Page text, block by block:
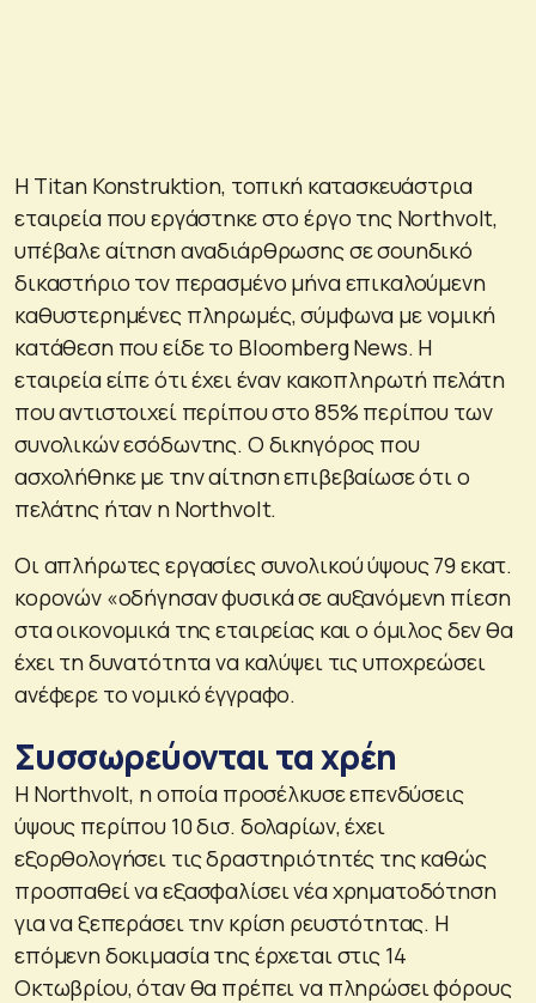
Η Titan Konstruktion, τοπική κατασκευάστρια
εταιρεία που εργάστηκε στο έργο της Northvolt,
υπέβαλε αίτηση αναδιάρθρωσης σε σουηδικό
δικαστήριο τον περασμένο μήνα επικαλούμενη
καθυστερημένες πληρωμές, σύμφωνα με νομική
κατάθεση που είδε το Bloomberg News. Η
εταιρεία είπε ότι έχει έναν κακοπληρωτή πελάτη
που αντιστοιχεί περίπου στο 85% περίπου των
συνολικών εσόδωντης. Ο δικηγόρος που
ασχολήθηκε με την αίτηση επιβεβαίωσε ότι ο
πελάτης ήταν η Northvolt.
Οι απλήρωτες εργασίες συνολικού ύψους 79 εκατ.
κορονών «οδήγησαν φυσικά σε αυξανόμενη πίεση
στα οικονομικά της εταιρείας και ο όμιλος δεν θα
έχει τη δυνατότητα να καλύψει τις υποχρεώσει
ανέφερε το νομικό έγγραφο.
Συσσωρεύονται τα χρέη
Η Northvolt, η οποία προσέλκυσε επενδύσεις
ύψους περίπου 10 δισ. δολαρίων, έχει
εξορθολογήσει τις δραστηριότητές της καθώς
προσπαθεί να εξασφαλίσει νέα χρηματοδότηση
για να ξεπεράσει την κρίση ρευστότητας. Η
επόμενη δοκιμασία της έρχεται στις 14
Οκτωβρίου, όταν θα πρέπει να πληρώσει φόρους